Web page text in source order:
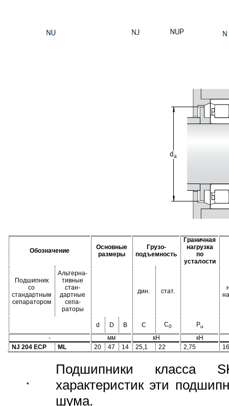
Обозначение
Основные
размеры
Грузо-
подъемность
Граничная
нагрузка
по
усталости
Подшипник
со
стандартным
сепаратором
Альтерна-
тивные
стан-
дартные
сепа-
раторы
дин. стат.
d D B C C0 Pu
- мм кН
кН
NJ 204 ECP
ML 20 47 14 25,1 22 2,75
*
Подшипники класса
характеристик эти
шума.